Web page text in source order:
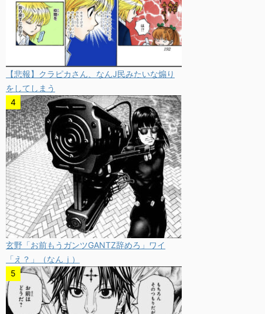
【悲報】クラピカさん、なんJ民みたいな煽り
をしてしまう
玄野「お前もうガンツGANTZ辞めろ」ワイ
「え？」（なんｊ）